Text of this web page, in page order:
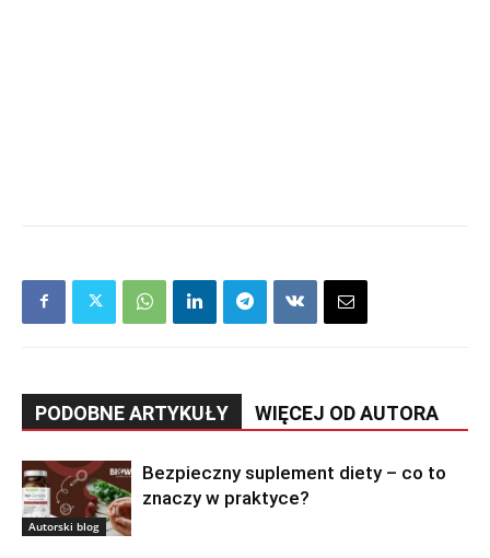
PODOBNE ARTYKUŁY WIĘCEJ OD AUTORA
Autorski blog
Bezpieczny suplement diety – co to
znaczy w praktyce?